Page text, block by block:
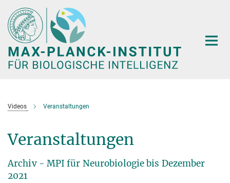
Hauptinhalt
Videos Veranstaltungen
Veranstaltungen
Archiv - MPI für Neurobiologie bis Dezember
2021